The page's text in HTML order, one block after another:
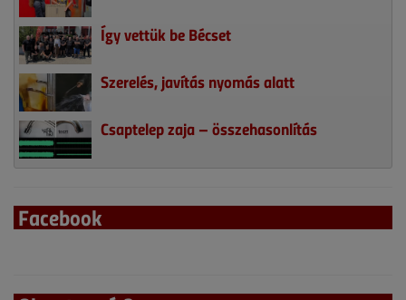
Így vettük be Bécset
Szerelés, javítás nyomás alatt
Csaptelep zaja – összehasonlítás
Facebook